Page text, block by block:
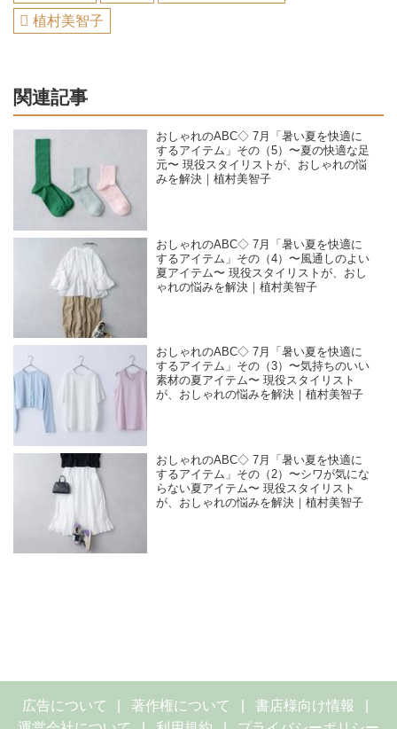
植村美智子
関連記事
おしゃれのABC◇ 7月「暑い夏を快適に
するアイテム」その（5）〜夏の快適な足
元〜 現役スタイリストが、おしゃれの悩
みを解決｜植村美智子
おしゃれのABC◇ 7月「暑い夏を快適に
するアイテム」その（4）〜風通しのよい
夏アイテム〜 現役スタイリストが、おし
ゃれの悩みを解決｜植村美智子
おしゃれのABC◇ 7月「暑い夏を快適に
するアイテム」その（3）〜気持ちのいい
素材の夏アイテム〜 現役スタイリスト
が、おしゃれの悩みを解決｜植村美智子
おしゃれのABC◇ 7月「暑い夏を快適に
するアイテム」その（2）〜シワが気にな
らない夏アイテム〜 現役スタイリスト
が、おしゃれの悩みを解決｜植村美智子
広告について 著作権について
書店様向け情報